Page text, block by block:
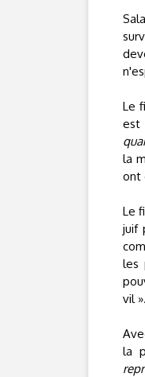
Le
est
la
ont
Le
juif
les
vil ».
la